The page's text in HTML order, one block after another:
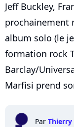
Jeff Buckley,
prochainement
album solo (le
formation rock
Barclay/
Marfisi prend
Par Thierry